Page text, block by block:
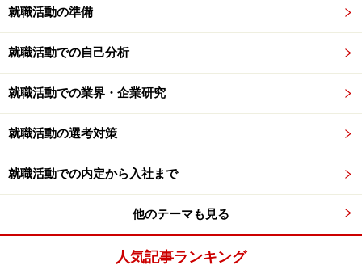
就職活動の準備
就職活動での自己分析
就職活動での業界・企業研究
就職活動の選考対策
就職活動での内定から入社まで
他のテーマも見る
人気記事ランキング